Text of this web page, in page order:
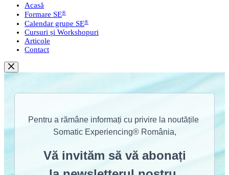
Acasă
Formare SE®
Calendar grupe SE®
Cursuri și Workshopuri
Articole
Contact